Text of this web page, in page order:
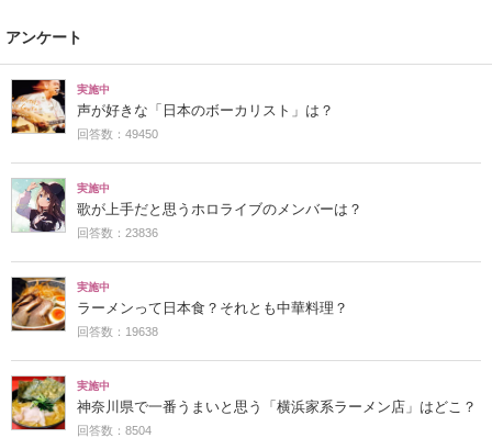
アンケート
実施中
声が好きな「日本のボーカリスト」は？
回答数：49450
実施中
歌が上手だと思うホロライブのメンバーは？
回答数：23836
実施中
ラーメンって日本食？それとも中華料理？
回答数：19638
実施中
神奈川県で一番うまいと思う「横浜家系ラーメン店」はどこ？
回答数：8504